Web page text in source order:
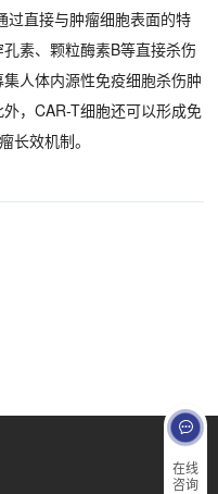
在线
咨询
过直接与肿瘤细胞表面的特
素、颗粒酶素B等直接杀伤
人体内源性免疫细胞杀伤肿
，CAR-T细胞还可以形成免
长效机制。